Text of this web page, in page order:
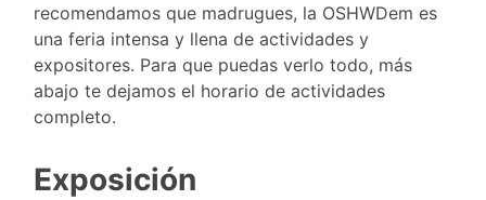
recomendamos que madrugues, la OSHWDem es
una feria intensa y llena de actividades y
expositores. Para que puedas verlo todo, más
abajo te dejamos el horario de actividades
completo.
Exposición